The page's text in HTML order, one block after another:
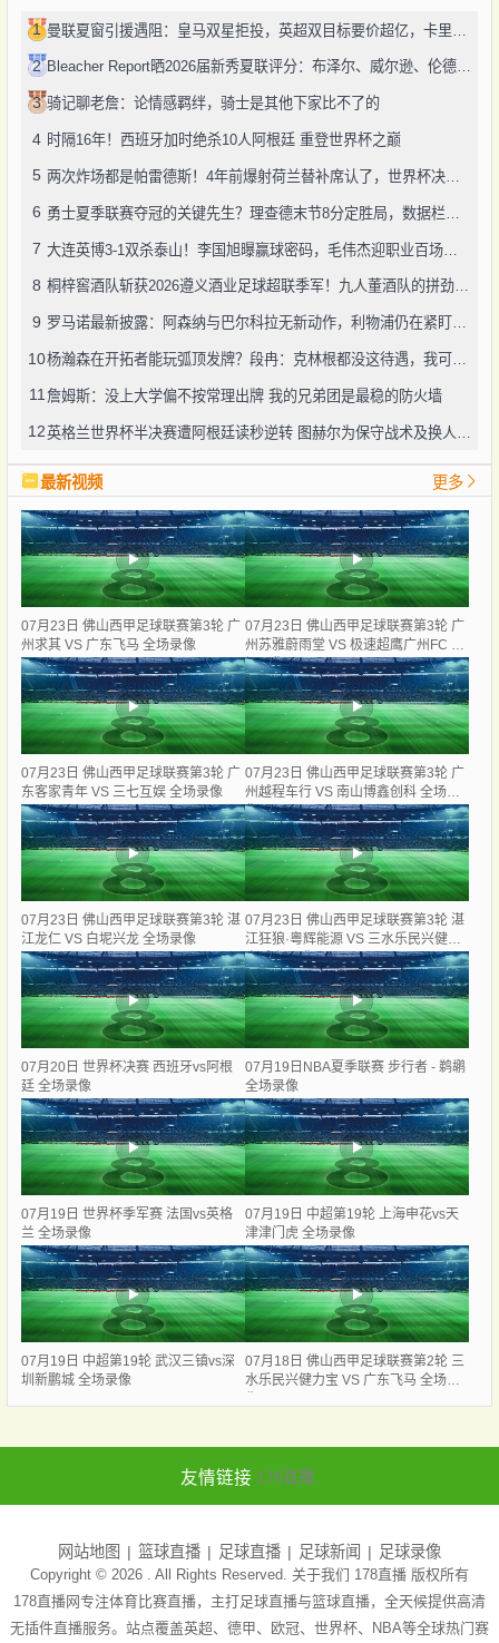
1
2 Bleacher Report晒2026届新秀夏联评分：布泽尔、威尔逊、伦德博格摘A
3 骑记聊老詹：论情感羁绊，骑士是其他下家比不了的
4 时隔16年！西班牙加时绝杀10人阿根廷 重登世界杯之巅
5 两次炸场都是帕雷德斯！4年前爆射荷兰替补席认了，世界杯决赛再演冲突
6
7 大连英博3-1双杀泰山！李国旭曝赢球密码，毛伟杰迎职业百场里程碑
8 桐梓窖酒队斩获2026遵义酒业足球超联季军！九人董酒队的拼劲太戳人
9 罗马诺最新披露：阿森纳与巴尔科拉无新动作，利物浦仍在紧盯目标
10 杨瀚森在开拓者能玩弧顶发牌？段冉：克林根都没这待遇，我可不太看好
11詹姆斯：没上大学偏不按常理出牌 我的兄弟团是最稳的防火墙
12
最新视频 更多
07月23日 佛山西甲足球联赛第3轮 广
州求其 VS 广东飞马 全场录像
07月23日 佛山西甲足球联赛第3轮 广
州苏雅蔚雨堂 VS 极速超鹰广州FC 全
场录像
07月23日 佛山西甲足球联赛第3轮 广
东客家青年 VS 三七互娱 全场录像
07月23日 佛山西甲足球联赛第3轮 广
州越程车行 VS 南山博鑫创科 全场录
像
07月23日 佛山西甲足球联赛第3轮 湛
江龙仁 VS 白坭兴龙 全场录像
07月23日 佛山西甲足球联赛第3轮 湛
江狂狼·粵辉能源 VS 三水乐民兴健力
宝 全场录像
07月20日 世界杯决赛 西班牙vs阿根
廷 全场录像
07月19日NBA夏季联赛 步行者 - 鹈鹕
全场录像
07月19日 世界杯季军赛 法国vs英格
兰 全场录像
07月19日 中超第19轮 上海申花vs天
津津门虎 全场录像
07月19日 中超第19轮 武汉三镇vs深
圳新鹏城 全场录像
07月18日 佛山西甲足球联赛第2轮 三
水乐民兴健力宝 VS 广东飞马 全场录
友情链接 178直播
网站地图 篮球直播 足球直播 足球新闻 足球录像
Copyright © 2026 . All Rights Reserved. 关于我们 178直播 版权所有
178直播网专注体育比赛直播，主打足球直播与篮球直播，全天候提供高清
无插件直播服务。站点覆盖英超、德甲、欧冠、世界杯、NBA等全球热门赛